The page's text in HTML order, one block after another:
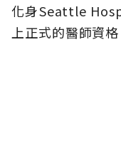
化身Seattle
上正式的醫師資格